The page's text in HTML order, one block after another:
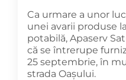
Ca urmare a unor
unei avarii produse
potabilă, Apaserv
că se întrerupe
25 septembrie, în
strada Oașului.